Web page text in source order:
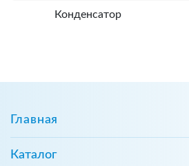
Конденсатор
Главная
Каталог